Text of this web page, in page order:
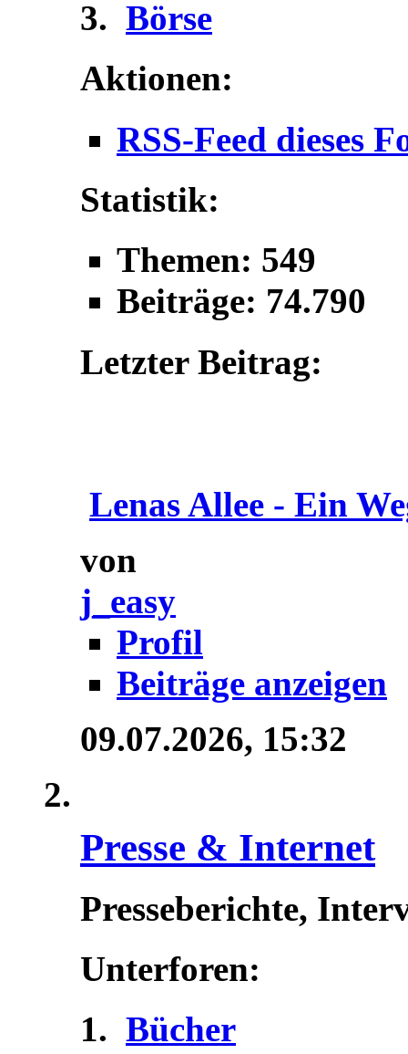
Börse
Aktionen:
RSS-Feed dieses
Statistik:
Themen: 549
Beiträge: 74.790
Letzter Beitrag:
Lenas Allee - Ein
von
j_easy
Profil
Beiträge anzeigen
09.07.2026, 15:32
Presse & Internet
Presseberichte,
Unterforen:
Bücher